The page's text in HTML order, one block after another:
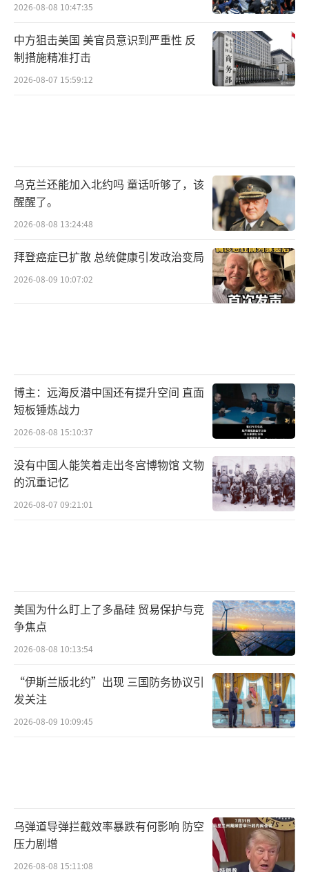
2026-08-08 10:47:35
中方狙击美国 美官员意识到严重性 反
制措施精准打击
2026-08-07 15:59:12
乌克兰还能加入北约吗 童话听够了，该
醒醒了。
2026-08-08 13:24:48
拜登癌症已扩散 总统健康引发政治变局
2026-08-09 10:07:02
博主：远海反潜中国还有提升空间 直面
短板锤炼战力
2026-08-08 15:10:37
没有中国人能笑着走出冬宫博物馆 文物
的沉重记忆
2026-08-07 09:21:01
美国为什么盯上了多晶硅 贸易保护与竞
争焦点
2026-08-08 10:13:54
“伊斯兰版北约”出现 三国防务协议引
发关注
2026-08-09 10:09:45
乌弹道导弹拦截效率暴跌有何影响 防空
压力剧增
2026-08-08 15:11:08